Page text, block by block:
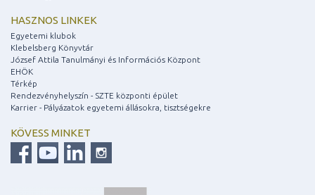
HASZNOS LINKEK
Egyetemi klubok
Klebelsberg Könyvtár
József Attila Tanulmányi és Információs Központ
EHÖK
Térkép
Rendezvényhelyszín - SZTE központi épület
Karrier - Pályázatok egyetemi állásokra, tisztségekre
KÖVESS MINKET